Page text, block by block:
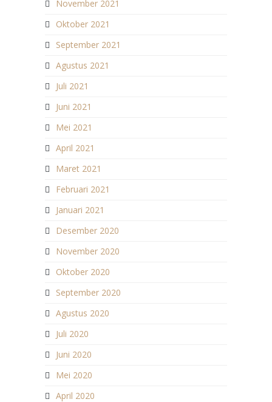
November 2021
Oktober 2021
September 2021
Agustus 2021
Juli 2021
Juni 2021
Mei 2021
April 2021
Maret 2021
Februari 2021
Januari 2021
Desember 2020
November 2020
Oktober 2020
September 2020
Agustus 2020
Juli 2020
Juni 2020
Mei 2020
April 2020